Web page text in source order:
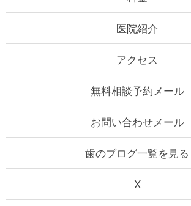
医院紹介
アクセス
無料相談予約メール
お問い合わせメール
歯のブログ一覧を見る
X